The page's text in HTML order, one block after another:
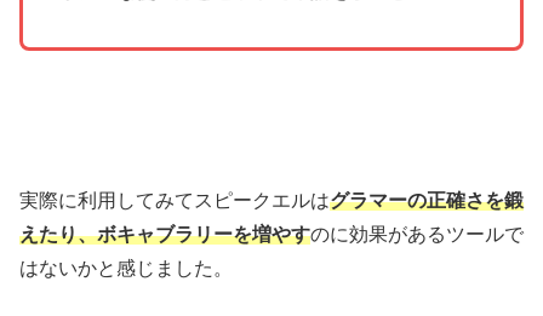
実際に利用してみてスピークエルはグラマーの正確さを鍛
えたり、ボキャブラリーを増やすのに効果があるツールで
はないかと感じました。